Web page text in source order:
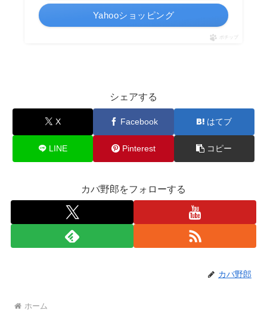
Yahooショッピング
ポチップ
シェアする
X Facebook はてブ
LINE Pinterest コピー
カバ野郎をフォローする
カバ野郎
ホーム